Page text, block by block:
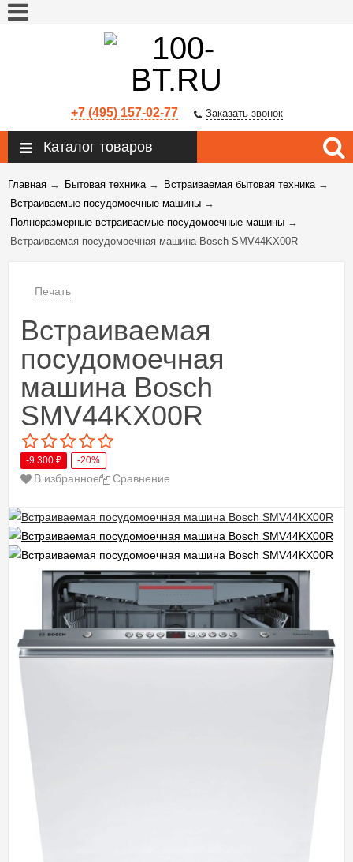
+7 (495) 157-02-77 Заказать звонок
Каталог товаров
Главная → Бытовая техника→ Встраиваемая бытовая техника→
Встраиваемые посудомоечные машины →
Полноразмерные встраиваемые посудомоечные машины →
Встраиваемая посудомоечная машина Bosch SMV44KX00R
Печать
Встраиваемая
посудомоечная
машина Bosch
SMV44KX00R
-9 300 ₽ -20%
В избранное Сравнение